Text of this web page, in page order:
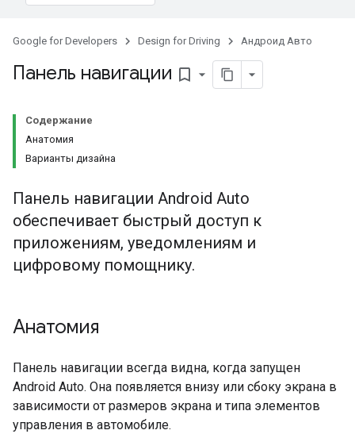
Google for Developers Design for Driving Андроид Авто
Панель навигации bookmark_border
Содержание
Анатомия
Варианты дизайна
Панель навигации Android Auto
обеспечивает быстрый доступ к
приложениям, уведомлениям и
цифровому помощнику.
Анатомия
Панель навигации всегда видна, когда запущен
Android Auto. Она появляется внизу или сбоку экрана в
зависимости от размеров экрана и типа элементов
управления в автомобиле.